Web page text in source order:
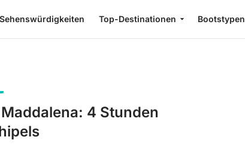
Sehenswürdigkeiten Top-Destinationen Bootstypen
4 Stunden